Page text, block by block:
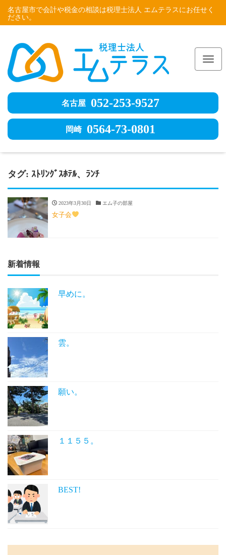
名古屋市で会計や税金の相談は税理士法人 エムテラスにお任せく
ださい。
名古屋 052-253-9527
岡崎 0564-73-0801
タグ: ｽﾄﾘﾝｸﾞｽﾎﾃﾙ、ﾗﾝﾁ
2023年3月30日 エム子の部屋
女子会
新着情報
早めに。
雲。
願い。
１１５５。
BEST!